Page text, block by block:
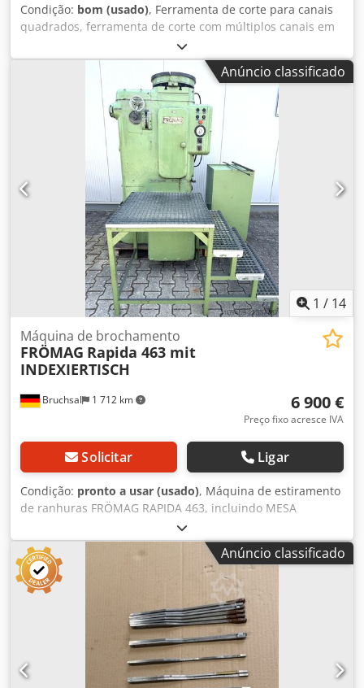
Condição: bom (usado), Ferramenta de corte para canais
quadrados, ferramenta de corte com múltiplos canais em
forma de cunha, ferramenta de corte, ferramenta de corte
em forma de cunha, ferramenta para criar ranhuras,
ferramenta de corte para ranhuras, ferramenta de corte
em forma de cunha, ferramenta de corte com múltiplos
canais em forma de cunha para ranhuras. -Fabricante:
Forst, ferramenta de corte em forma de cunha, conjunto
de 3 ferramentas de corte -Tipo: ver fotos -Largura da
ranhura em forma de cunha: 2x 10 mm / 1x 12 mm
Dcjdpfezlgb Nsx Amkek -Fornecimento/Preço: completo -
Dimensões para transporte: 1085/33/A32 mm -Peso: 6,5 kg
Anúncio classificado
1 / 14
Bruchsal 1 712 km
Máquina de brochamento
FRÖMAG Rapida 463 mit
INDEXIERTISCH
6 900 €
Preço fixo acresce IVA
Solicitar Ligar
Condição: pronto a usar (usado), Máquina de estiramento
de ranhuras FRÖMAG RAPIDA 463, incluindo MESA
INDEXADA - Largura de ranhura ajustável de 3 a 63 mm -
Comprimento máximo da ranhura: 600 mm - MESA
INDEXADA - Para furos de 10 a 500 mm - Avanço ajustável
de 0,01 a 0,25 mm - Velocidade de corte ajustável de 2 a 22
metros/min - Velocidade de retorno / constante: 50
metros/min - Capacidade de carga máxima: 3000 kg -
Potência de ligação: 4,6 kW - Inclui plataforma de trabalho
- Diversas agulhas de estiramento / acessórios e armário
de ferramentas Dimensões: C x L x A: 1,6 x 1,5 x 2,3 metros
/ Peso: 3500 kg Dsdpfx Amozl Aiijksck Salvo erros e
Anúncio classificado